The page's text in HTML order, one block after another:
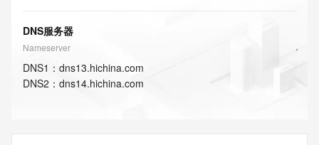
DNS服务器
Nameserver
DNS1 ： dns13.hichina.com
DNS2 ： dns14.hichina.com